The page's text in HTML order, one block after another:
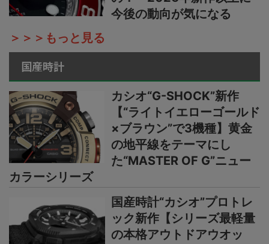
今後の動向が気になる
＞＞＞もっと見る
国産時計
カシオ“G-SHOCK”新作
【“ライトイエローゴールド
×ブラウン”で3機種】黄金
の地平線をテーマにし
た“MASTER OF G”ニュー
カラーシリーズ
国産時計“カシオ”プロトレ
ック新作【シリーズ最軽量
の本格アウトドアウオッ